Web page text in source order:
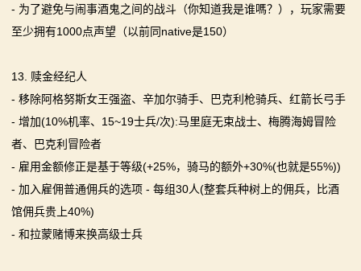
- 为了避免与闹事酒鬼之间的战斗（你知道我是谁嗎？），玩家需要
至少拥有1000点声望（以前同native是150）
13. 赎金经纪人
- 移除阿格努斯女王强盗、辛加尔骑手、巴克利枪骑兵、红箭长弓手
- 增加(10%机率、15~19士兵/次):马里庭无束战士、梅腾海姆冒险
者、巴克利冒险者
- 雇用金额修正是基于等级(+25%，骑马的额外+30%(也就是55%))
- 加入雇佣普通佣兵的选项 - 每组30人(整套兵种树上的佣兵，比酒
馆佣兵贵上40%)
- 和拉蒙赌博来换高级士兵